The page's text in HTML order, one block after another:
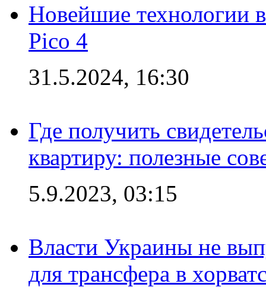
Новейшие технологии
Pico 4
31.5.2024, 16:30
Где получить
квартиру: полезные
5.9.2023, 03:15
Власти Украины не
для трансфера в